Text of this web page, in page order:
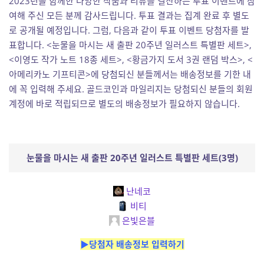
여해 주신 모든 분께 감사드립니다. 투표 결과는 집계 완료 후 별도
로 공개될 예정입니다. 그럼, 다음과 같이 투표 이벤트 당첨자를 발
표합니다. <눈물을 마시는 새 출판 20주년 일러스트 특별판 세트>,
<이영도 작가 노트 18종 세트>, <황금가지 도서 3권 랜덤 박스>, <
아메리카노 기프티콘>에 당첨되신 분들께서는 배송정보를 기한 내
에 꼭 입력해 주세요. 골드코인과 마일리지는 당첨되신 분들의 회원
계정에 바로 적립되므로 별도의 배송정보가 필요하지 않습니다.
눈물을 마시는 새 출판 20주년 일러스트 특별판 세트(3명)
난네코
비티
은빛은블
▶당첨자 배송정보 입력하기